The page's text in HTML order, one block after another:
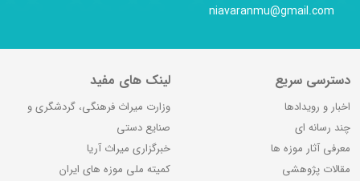
niavaranmu@gmail.com
دسترسی سریع
اخبار و رویدادها
چند رسانه ای
معرفی آثار موزه ها
مقالات پژوهشی
لینک های مفید
وزارت میراث فرهنگی، گردشگری و
صنایع دستی
خبرگزاری میراث آریا
کمیته ملی موزه های ایران